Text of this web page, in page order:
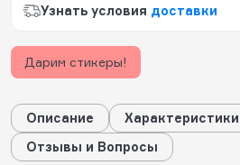
Узнать условия доставки
Дарим стикеры!
Описание
Характеристики
Отзывы и Вопросы